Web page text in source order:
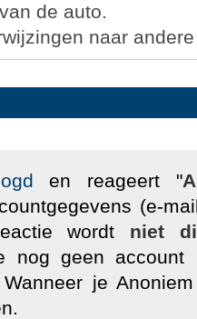
de auto.
naar
en reageert "
(e-
wordt niet
nog geen
je